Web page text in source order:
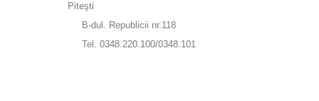
Piteşti
B-dul. Republicii nr.118
Tel. 0348.220.100/0348.101